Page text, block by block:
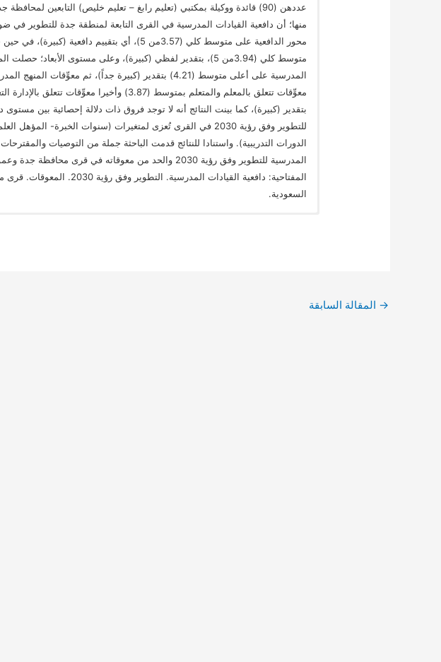
عددهن (90) قائدة ووكيلة بمكتبي (تعليم رابغ – تعليم خليص) التابعين
محور الدافعية على متوسط كلي (3.57من 5)، أي بتقييم
متوسط كلي (3.94من 5)، بتقدير لفظي (كبيرة)، وعلى مستوى الأبعاد؛
بتقدير (كبيرة)، كما بينت النتائج أنه لا توجد فروق ذات دلالة إحصائية بين مستوى
للتطوير وفق رؤية 2030 في القرى تُعزى لمتغيرات (سنوات الخبرة-
الدورات التدريبية). واستنادا للنتائج قدمت الباحثة جملة من التوصيات والمقترحات
المدرسية للتطوير وفق رؤية 2030 والحد من معوقاته في قرى
المفتاحية: دافعية القيادات المدرسية.
السعودية.
→ المقالة السابقة